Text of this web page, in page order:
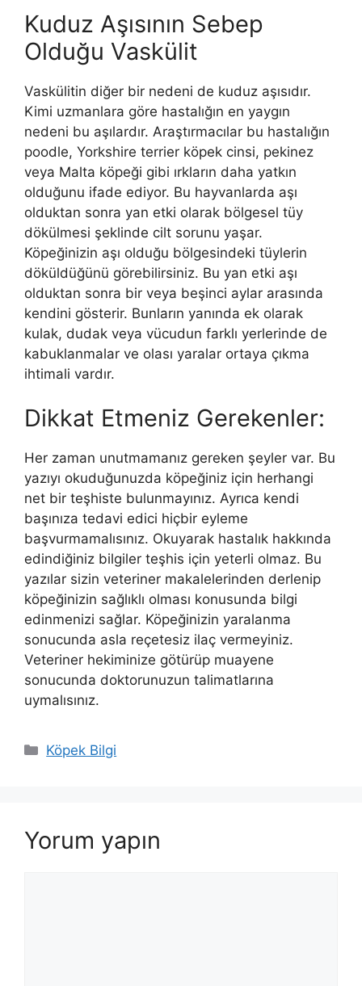
Kuduz Aşısının Sebep
Olduğu Vaskülit
Vaskülitin diğer bir nedeni de kuduz aşısıdır.
Kimi uzmanlara göre hastalığın en yaygın
nedeni bu aşılardır. Araştırmacılar bu hastalığın
poodle, Yorkshire terrier köpek cinsi, pekinez
veya Malta köpeği gibi ırkların daha yatkın
olduğunu ifade ediyor. Bu hayvanlarda aşı
olduktan sonra yan etki olarak bölgesel tüy
dökülmesi şeklinde cilt sorunu yaşar.
Köpeğinizin aşı olduğu bölgesindeki tüylerin
döküldüğünü görebilirsiniz. Bu yan etki aşı
olduktan sonra bir veya beşinci aylar arasında
kendini gösterir. Bunların yanında ek olarak
kulak, dudak veya vücudun farklı yerlerinde de
kabuklanmalar ve olası yaralar ortaya çıkma
ihtimali vardır.
Dikkat Etmeniz Gerekenler:
Her zaman unutmamanız gereken şeyler var. Bu
yazıyı okuduğunuzda köpeğiniz için herhangi
net bir teşhiste bulunmayınız. Ayrıca kendi
başınıza tedavi edici hiçbir eyleme
başvurmamalısınız. Okuyarak hastalık hakkında
edindiğiniz bilgiler teşhis için yeterli olmaz. Bu
yazılar sizin veteriner makalelerinden derlenip
köpeğinizin sağlıklı olması konusunda bilgi
edinmenizi sağlar. Köpeğinizin yaralanma
sonucunda asla reçetesiz ilaç vermeyiniz.
Veteriner hekiminize götürüp muayene
sonucunda doktorunuzun talimatlarına
uymalısınız.
Kategoriler
Köpek Bilgi
Yorum yapın